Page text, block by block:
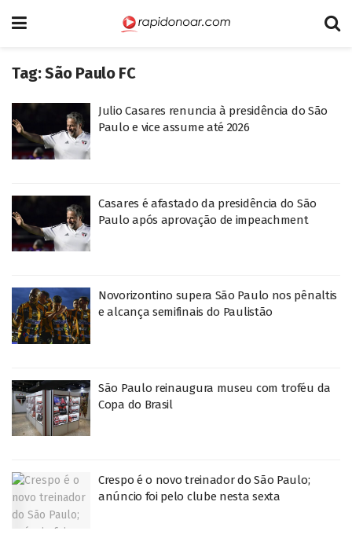
Tag:São Paulo FC
Julio Casares renuncia à presidência do São
Paulo e vice assume até 2026
Casares é afastado da presidência do São
Paulo após aprovação de impeachment
Novorizontino supera São Paulo nos pênaltis
e alcança semifinais do Paulistão
São Paulo reinaugura museu com troféu da
Copa do Brasil
Crespo é o novo treinador do São Paulo;
anúncio foi pelo clube nesta sexta